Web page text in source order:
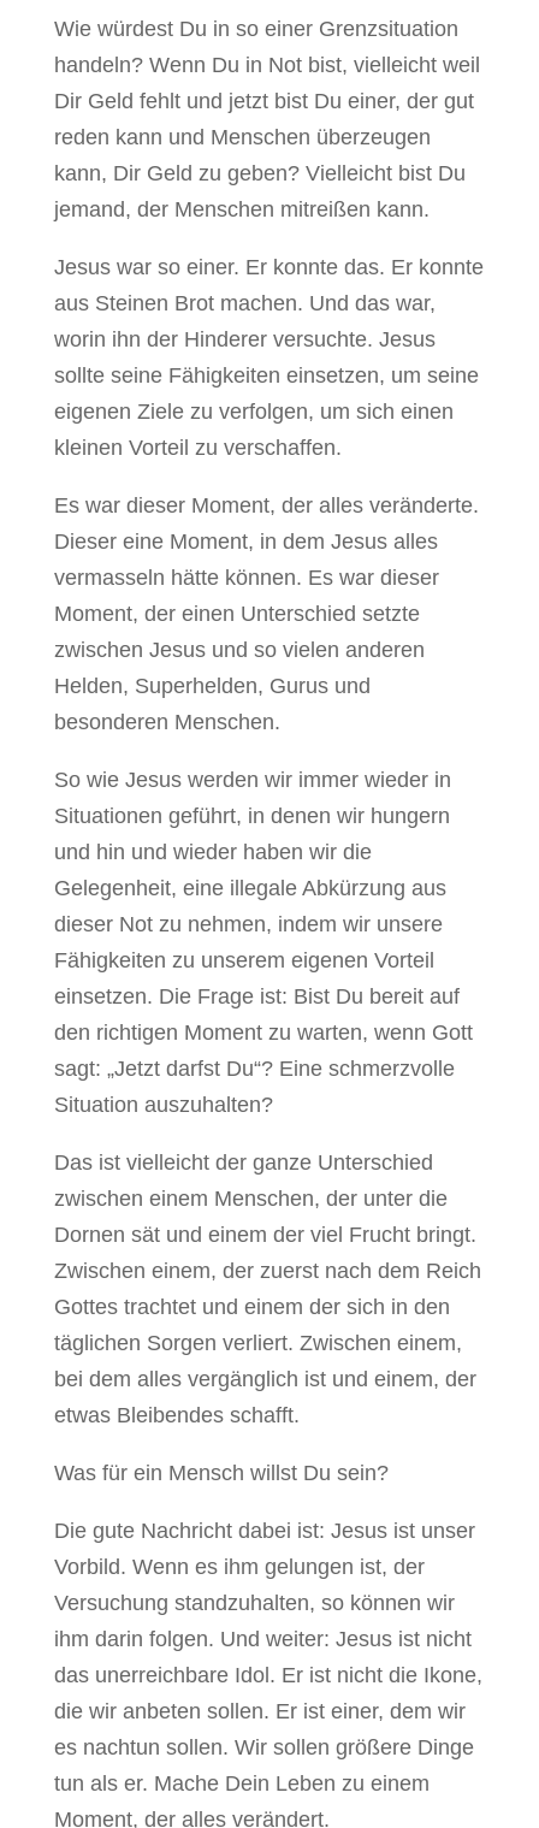
Wie würdest Du in so einer Grenzsituation
handeln? Wenn Du in Not bist, vielleicht weil
Dir Geld fehlt und jetzt bist Du einer, der gut
reden kann und Menschen überzeugen
kann, Dir Geld zu geben? Vielleicht bist Du
jemand, der Menschen mitreißen kann.
Jesus war so einer. Er konnte das. Er konnte
aus Steinen Brot machen. Und das war,
worin ihn der Hinderer versuchte. Jesus
sollte seine Fähigkeiten einsetzen, um seine
eigenen Ziele zu verfolgen, um sich einen
kleinen Vorteil zu verschaffen.
Es war dieser Moment, der alles veränderte.
Dieser eine Moment, in dem Jesus alles
vermasseln hätte können. Es war dieser
Moment, der einen Unterschied setzte
zwischen Jesus und so vielen anderen
Helden, Superhelden, Gurus und
besonderen Menschen.
So wie Jesus werden wir immer wieder in
Situationen geführt, in denen wir hungern
und hin und wieder haben wir die
Gelegenheit, eine illegale Abkürzung aus
dieser Not zu nehmen, indem wir unsere
Fähigkeiten zu unserem eigenen Vorteil
einsetzen. Die Frage ist: Bist Du bereit auf
den richtigen Moment zu warten, wenn Gott
sagt: „Jetzt darfst Du“? Eine schmerzvolle
Situation auszuhalten?
Das ist vielleicht der ganze Unterschied
zwischen einem Menschen, der unter die
Dornen sät und einem der viel Frucht bringt.
Zwischen einem, der zuerst nach dem Reich
Gottes trachtet und einem der sich in den
täglichen Sorgen verliert. Zwischen einem,
bei dem alles vergänglich ist und einem, der
etwas Bleibendes schafft.
Was für ein Mensch willst Du sein?
Die gute Nachricht dabei ist: Jesus ist unser
Vorbild. Wenn es ihm gelungen ist, der
Versuchung standzuhalten, so können wir
ihm darin folgen. Und weiter: Jesus ist nicht
das unerreichbare Idol. Er ist nicht die Ikone,
die wir anbeten sollen. Er ist einer, dem wir
es nachtun sollen. Wir sollen größere Dinge
tun als er. Mache Dein Leben zu einem
Moment, der alles verändert.